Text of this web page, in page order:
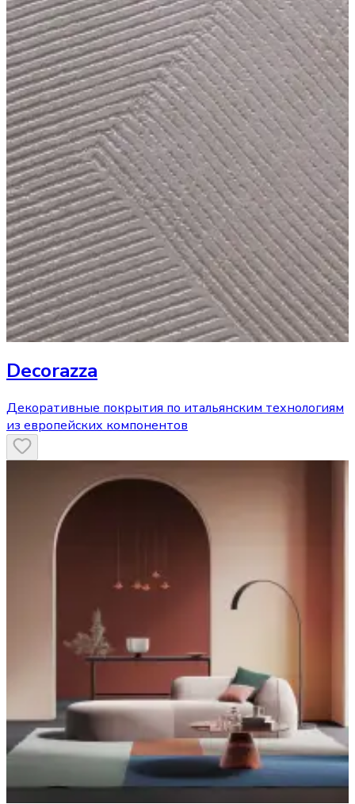
Decorazza
Декоративные покрытия по итальянским технологиям
из европейских компонентов